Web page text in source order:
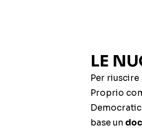
LE
Per riuscire
Proprio
base un